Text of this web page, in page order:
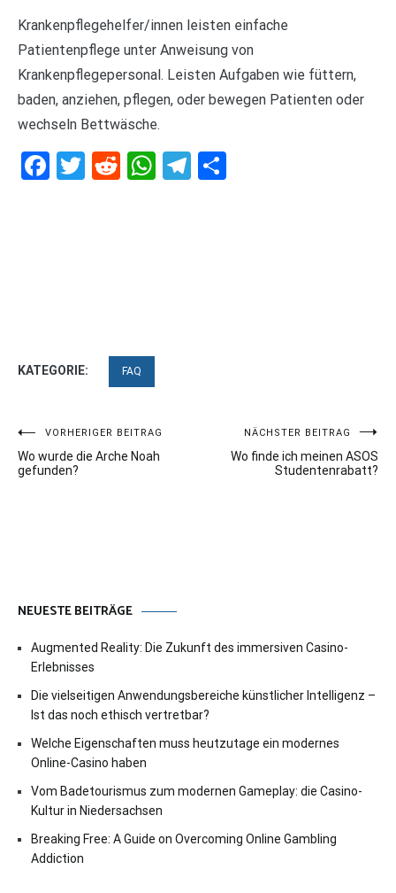
Krankenpflegehelfer/innen leisten einfache
Patientenpflege unter Anweisung von
Krankenpflegepersonal. Leisten Aufgaben wie füttern,
baden, anziehen, pflegen, oder bewegen Patienten oder
wechseln Bettwäsche.
Facebook
Twitter
RedditWhatsApp
Telegram
KATEGORIE: FAQ
Beitragsnavigation
VORHERIGER BEITRAG
Wo wurde die Arche Noah
gefunden?
NÄCHSTER BEITRAG
Wo finde ich meinen ASOS
Studentenrabatt?
NEUESTE BEITRÄGE
Augmented Reality: Die Zukunft des immersiven Casino-
Erlebnisses
Die vielseitigen Anwendungsbereiche künstlicher Intelligenz –
Ist das noch ethisch vertretbar?
Welche Eigenschaften muss heutzutage ein modernes
Online-Casino haben
Vom Badetourismus zum modernen Gameplay: die Casino-
Kultur in Niedersachsen
Breaking Free: A Guide on Overcoming Online Gambling
Addiction